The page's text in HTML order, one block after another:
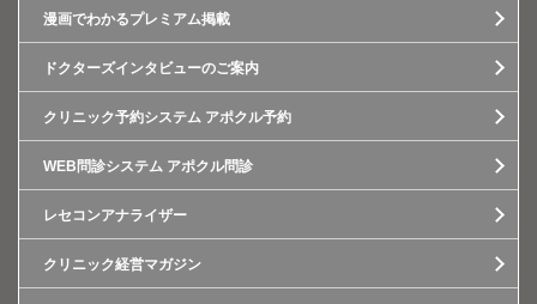
漫画でわかるプレミアム掲載
ドクターズインタビューのご案内
クリニック予約システム アポクル予約
WEB問診システム アポクル問診
レセコンアナライザー
クリニック経営マガジン